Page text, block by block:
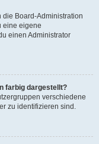
die Board-Administration
eine eigene
einen Administrator
farbig dargestellt?
verschiedene
zu identifizieren sind.